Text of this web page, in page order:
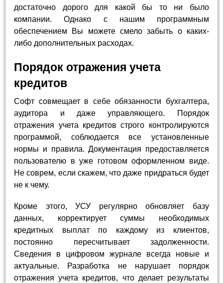
достаточно дорого для какой бы то ни было
компании. Однако с нашим программным
обеспечением Вы можете смело забыть о каких-
либо дополнительных расходах.
Порядок отражения учета
кредитов
Софт совмещает в себе обязанности бухгалтера,
аудитора и даже управляющего. Порядок
отражения учета кредитов строго контролируются
программой, соблюдается все установленные
нормы и правила. Документация предоставляется
пользователю в уже готовом оформленном виде.
Не соврем, если скажем, что даже придраться будет
не к чему.
Кроме этого, УСУ регулярно обновляет базу
данных, корректирует суммы необходимых
кредитных выплат по каждому из клиентов,
постоянно пересчитывает задолженности.
Сведения в цифровом журнале всегда новые и
актуальные. Разработка не нарушает порядок
отражения учета кредитов, что делает результаты